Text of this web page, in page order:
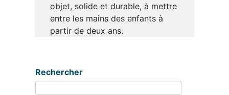
objet, solide et durable, à mettre
entre les mains des enfants à
partir de deux ans.
Rechercher